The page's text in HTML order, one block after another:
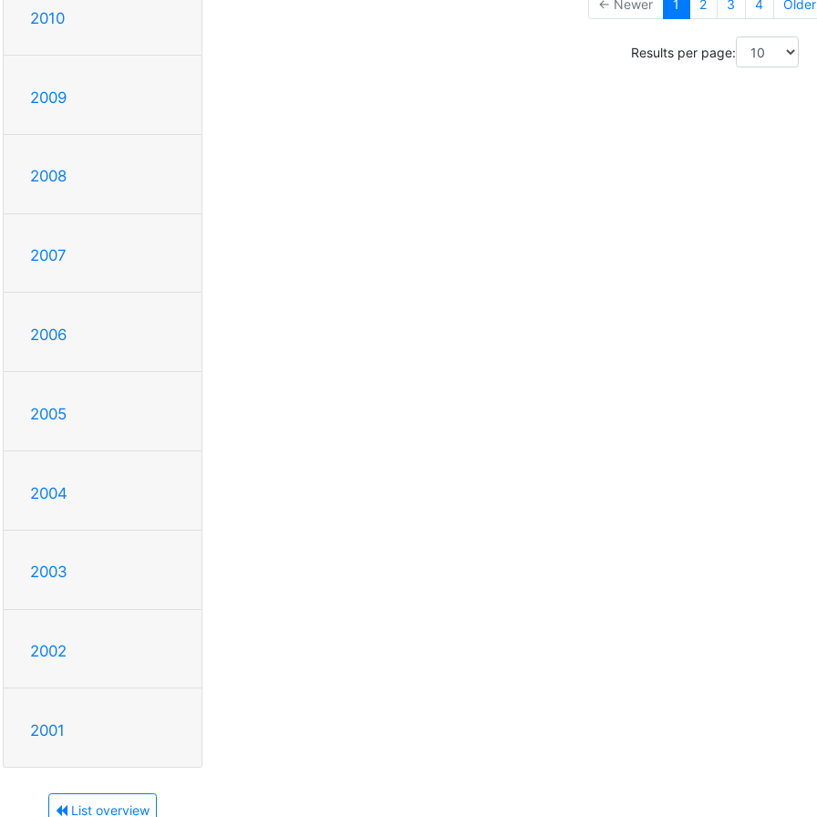
2010
2009
2008
2007
2006
2005
2004
2003
2002
2001
List overview
← Newer 1 2 3 4
Results per page: